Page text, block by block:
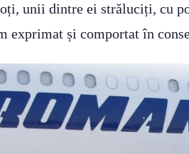
unii dintre ei străluciți, cu
exprimat și comportat în